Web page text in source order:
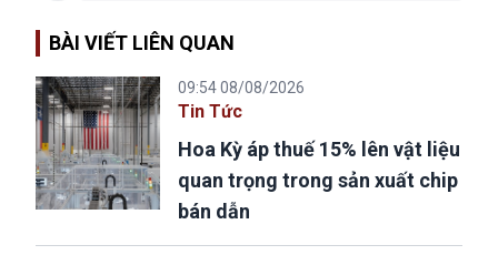
BÀI VIẾT LIÊN QUAN
09:54 08/08/2026
Tin Tức
Hoa Kỳ áp thuế 15% lên vật liệu
quan trọng trong sản xuất chip
bán dẫn